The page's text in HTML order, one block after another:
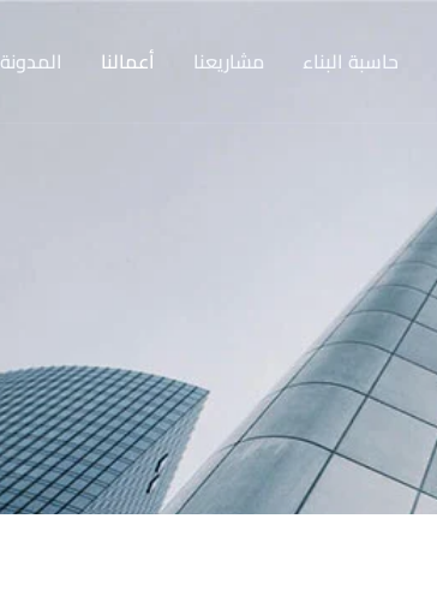
حاسبة البناء مشاريعنا أعمالنا المدونة